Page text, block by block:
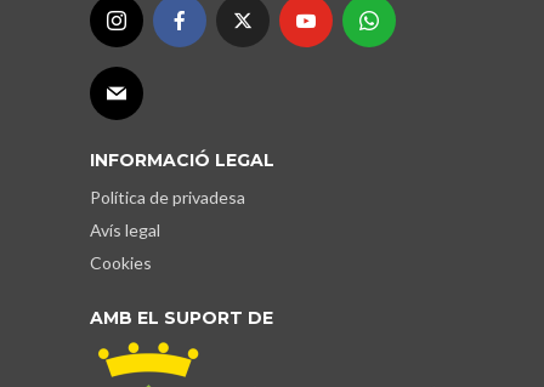
INFORMACIÓ LEGAL
Política de privadesa
Avís legal
Cookies
AMB EL SUPORT DE